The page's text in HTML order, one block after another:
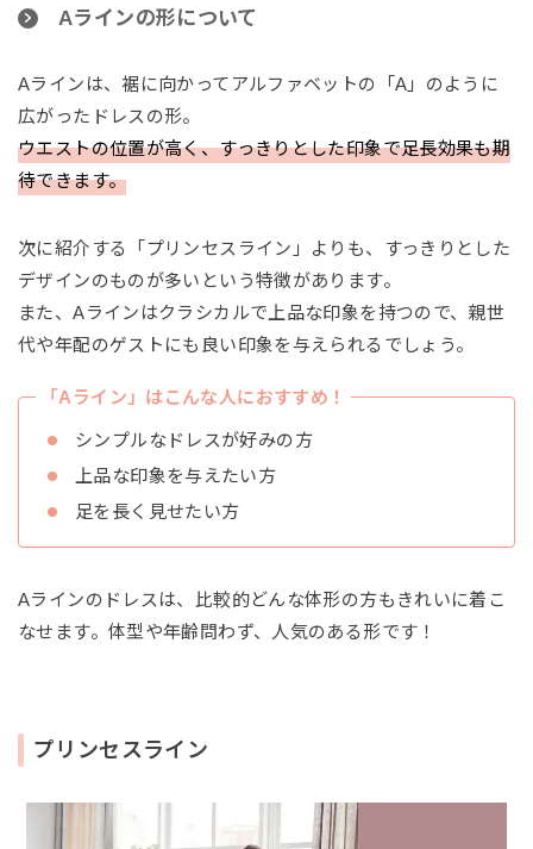
Aラインの形について
Aラインは、裾に向かってアルファベットの「A」のように
広がったドレスの形。
ウエストの位置が高く、すっきりとした印象で足長効果も期
待できます。
次に紹介する「プリンセスライン」よりも、すっきりとした
デザインのものが多いという特徴があります。
また、Aラインはクラシカルで上品な印象を持つので、親世
代や年配のゲストにも良い印象を与えられるでしょう。
「Aライン」はこんな人におすすめ！
シンプルなドレスが好みの方
上品な印象を与えたい方
足を長く見せたい方
Aラインのドレスは、比較的どんな体形の方もきれいに着こ
なせます。体型や年齢問わず、人気のある形です！
プリンセスライン